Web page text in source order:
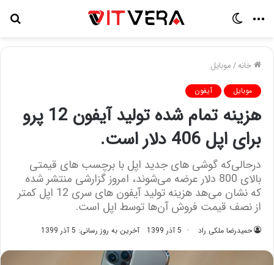
منو
خانه/موبایل
موبایل آیفون
هزینه تمام شده تولید آیفون 12 پرو
برای اپل 406 دلار است.
درحالی‌که گوشی های جدید اپل با برچسب های قیمتی
بالای 800 دلار عرضه می‌شوند، امروز گزارشی منتشر شده
که نشان می‌هد هزینه تولید آیفون های سری 12 اپل کمتر
از نصف قیمت فروش آن‌ها توسط اپل است.
حمیدرضا ملکی راد 5 آذر 1399 آخرین به روز رسانی: 5 آذر 1399